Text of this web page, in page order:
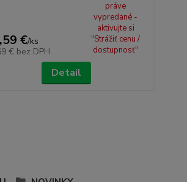
€/ks
€ bez DPH
práve
vypredané -
aktivujte si
"Strážiť cenu /
dostupnosť"
Detail